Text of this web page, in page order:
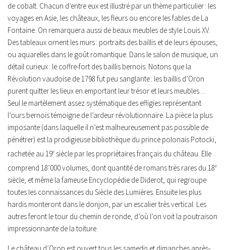
de cobalt. Chacun d’entre eux est illustré par un thème particulier : les
voyages en Asie, les châteaux, les fleurs ou encore les fables de La
Fontaine. On remarquera aussi de beaux meubles de style Louis XV.
Des tableaux ornent les murs : portraits des baillis et de leurs épouses,
ou aquarelles dans le goût romantique. Dans le salon de musique, un
détail curieux : le coffre-fort des baillis bernois. Notons que la
Révolution vaudoise de 1798 fut peu sanglante : les baillis d’Oron
purent quitter les lieux en emportant leur trésor et leurs meubles…
Seul le martèlement assez systématique des effigies représentant
l’ours bernois témoigne de l’ardeur révolutionnaire. La pièce la plus
imposante (dans laquelle il n’est malheureusement pas possible de
pénétrer) est la prodigieuse bibliothèque du prince polonais Potocki,
rachetée au 19e siècle par les propriétaires français du château. Elle
comprend 18’000 volumes, dont quantité de romans très rares du 18e
siècle, et même la fameuse Encyclopédie de Diderot, qui regroupe
toutes les connaissances du Siècle des Lumières. Ensuite les plus
hardis monteront dans le donjon, par un escalier très vertical. Les
autres feront le tour du chemin de ronde, d’où l’on voit la poutraison
impressionnante de la toiture.